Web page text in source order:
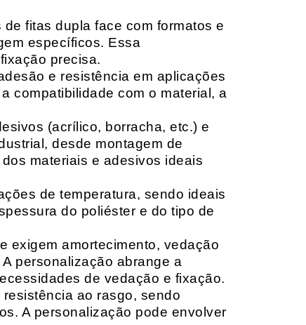
fitas dupla face com formatos e
específicos. Essa
precisa.
e resistência em aplicações
compatibilidade com o material, a
(acrílico, borracha, etc.) e
desde montagem de
materiais e adesivos ideais
de temperatura, sendo ideais
do poliéster e do tipo de
exigem amortecimento, vedação
personalização abrange a
de vedação e fixação.
ao rasgo, sendo
A personalização pode envolver